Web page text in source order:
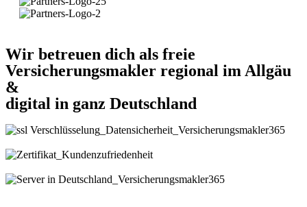
Wir betreuen dich als freie
Versicherungsmakler regional im Allgäu
&
digital in ganz Deutschland